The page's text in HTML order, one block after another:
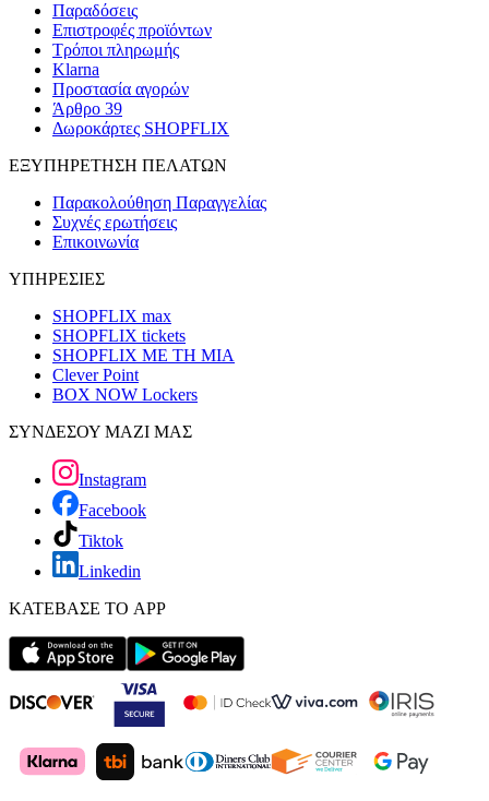
Παραδόσεις
Επιστροφές προϊόντων
Τρόποι πληρωμής
Klarna
Προστασία αγορών
Άρθρο 39
Δωροκάρτες SHOPFLIX
ΕΞΥΠΗΡΕΤΗΣΗ ΠΕΛΑΤΩΝ
Παρακολούθηση Παραγγελίας
Συχνές ερωτήσεις
Επικοινωνία
ΥΠΗΡΕΣΙΕΣ
SHOPFLIX max
SHOPFLIX tickets
SHOPFLIX ΜΕ ΤΗ ΜΙΑ
Clever Point
BOX NOW Lockers
ΣΥΝΔΕΣΟΥ ΜΑΖΙ ΜΑΣ
Instagram
Facebook
Tiktok
Linkedin
ΚΑΤΕΒΑΣΕ ΤΟ APP